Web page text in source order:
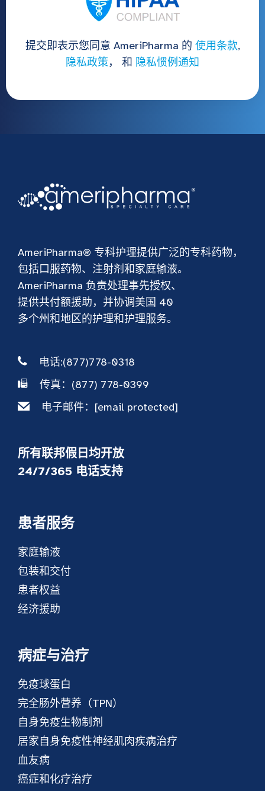
提交即表示您同意 AmeriPharma 的 使用条款,
隐私政策， 和 隐私惯例通知
AmeriPharma® 专科护理提供广泛的专科药物，
包括口服药物、注射剂和家庭输液。
AmeriPharma 负责处理事先授权、
提供共付额援助，并协调美国 40
多个州和地区的护理和护理服务。
电话:(877)778-0318
传真：(877) 778-0399
电子邮件： [email protected]
所有联邦假日均开放
24/7/365 电话支持
患者服务
家庭输液
包装和交付
患者权益
经济援助
病症与治疗
免疫球蛋白
完全肠外营养（TPN）
自身免疫生物制剂
居家自身免疫性神经肌肉疾病治疗
血友病
癌症和化疗治疗